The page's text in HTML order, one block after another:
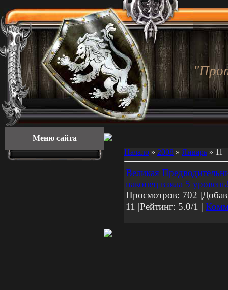
Меню сайта
Начало » 2008 » Январь » 11
Великая
наконец взяла 5
Просмотров: 702
11 |Рейтинг: 5.0/1 |